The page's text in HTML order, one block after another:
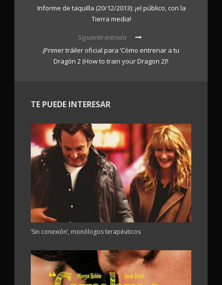
Informe de taquilla (20/12/2013): ¡el público, con la
Tierra media!
Siguiente entrada
¡Primer tráiler oficial para ‘Cómo entrenar a tu
Dragón 2 (How to train your Dragon 2)’!
TE PUEDE INTERESAR
‘Sin conexión’, monólogos terapéuticos